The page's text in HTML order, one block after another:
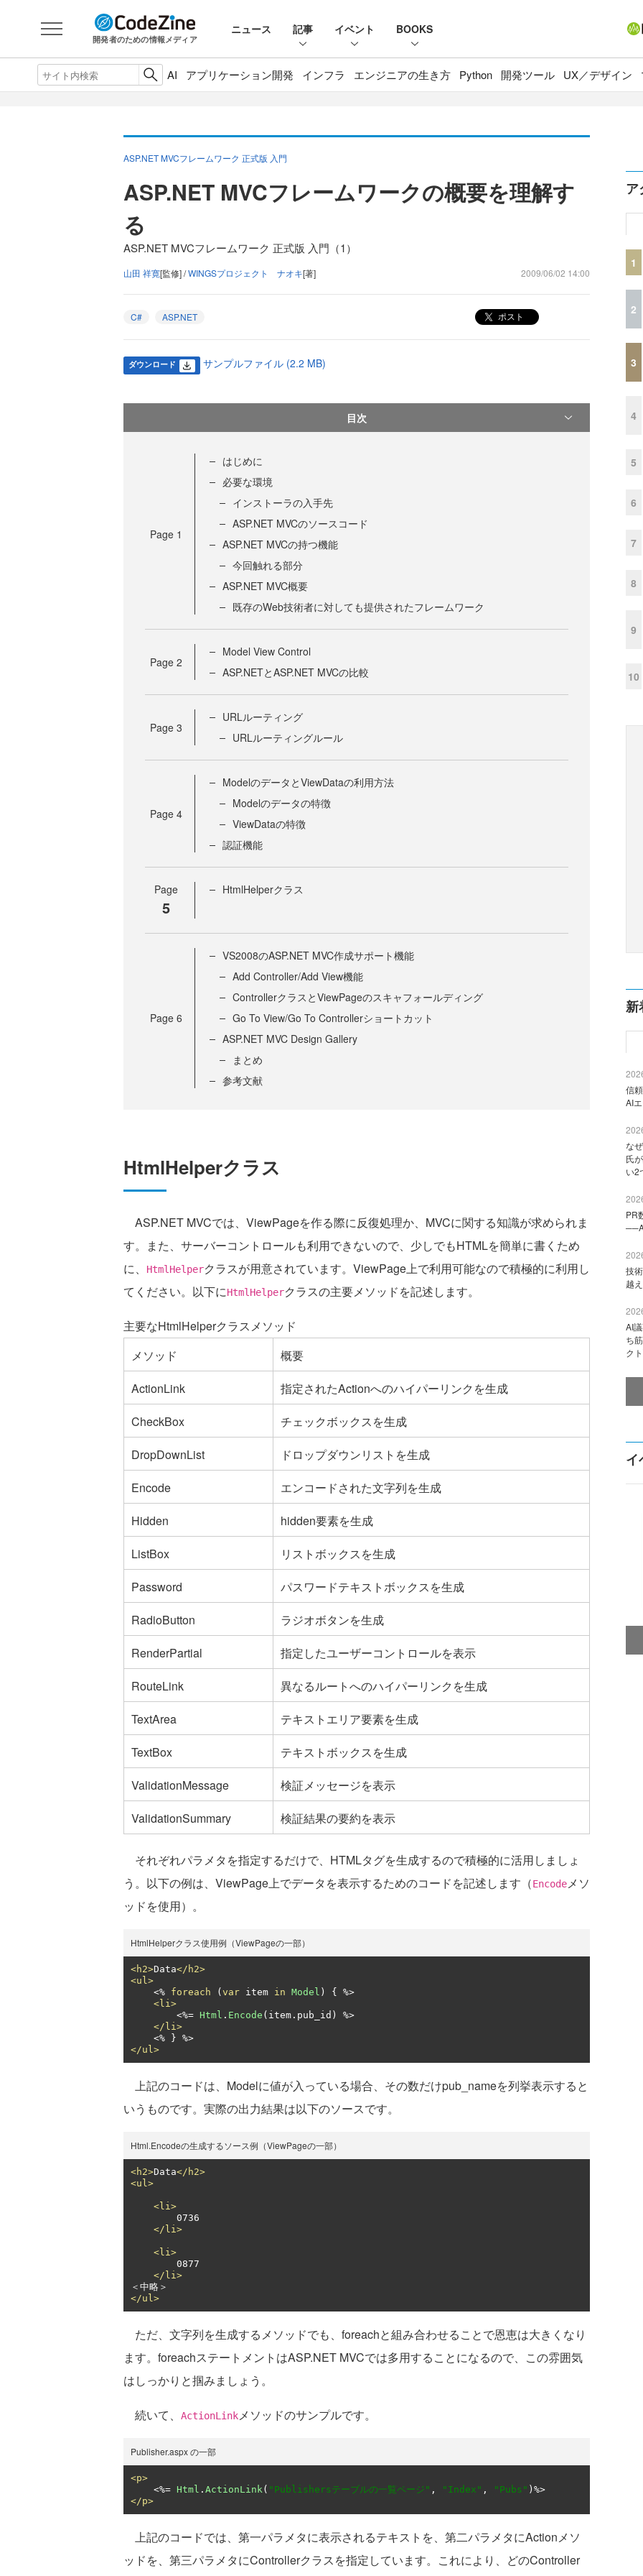
開発者のための情報メディア
ニュース 記事 イベント BOOKS
AI アプリケーション開発 インフラ エンジニアの生き方 Python 開発ツール UX／デザイン
ASP.NET MVCフレームワーク 正式版 入門
ASP.NET MVCフレームワークの概要を理解す
る
ASP.NET MVCフレームワーク 正式版 入門（1）
山田 祥寛[監修] /WINGSプロジェクト ナオキ[著] 2009/06/02 14:00
C# ASP.NET ポスト
ダウンロード サンプルファイル (2.2 MB)
目次
Page 1
はじめに
必要な環境
インストーラの入手先
ASP.NET MVCのソースコード
ASP.NET MVCの持つ機能
今回触れる部分
ASP.NET MVC概要
既存のWeb技術者に対しても提供されたフレームワーク
Page 2
Model View Control
ASP.NETとASP.NET MVCの比較
Page 3
URLルーティング
URLルーティングルール
Page 4
ModelのデータとViewDataの利用方法
Modelのデータの特徴
ViewDataの特徴
認証機能
Page
5
HtmlHelperクラス
Page 6
VS2008のASP.NET MVC作成サポート機能
Add Controller/Add View機能
ControllerクラスとViewPageのスキャフォールディング
Go To View/Go To Controllerショートカット
ASP.NET MVC Design Gallery
まとめ
参考文献
HtmlHelperクラス
ASP.NET MVCでは、ViewPageを作る際に反復処理か、MVCに関する知識が求められま
す。また、サーバーコントロールも利用できないので、少しでもHTMLを簡単に書くため
に、
HtmlHelperクラスが用意されています。ViewPage上で利用可能なので積極的に利用し
てください。以下にHtmlHelperクラスの主要メソッドを記述します。
主要なHtmlHelperクラスメソッド
メソッド
概要
ActionLink
指定されたActionへのハイパーリンクを生成
CheckBox
チェックボックスを生成
DropDownList
ドロップダウンリストを生成
Encode
エンコードされた文字列を生成
Hidden
hidden要素を生成
ListBox
リストボックスを生成
Password
パスワードテキストボックスを生成
RadioButton
ラジオボタンを生成
RenderPartial
指定したユーザーコントロールを表示
RouteLink
異なるルートへのハイパーリンクを生成
TextArea
テキストエリア要素を生成
TextBox
テキストボックスを生成
ValidationMessage
検証メッセージを表示
ValidationSummary
検証結果の要約を表示
それぞれパラメタを指定するだけで、HTMLタグを生成するので積極的に活用しましょ
う。以下の例は、ViewPage上でデータを表示するためのコードを記述します（Encodeメソ
ッドを使用）。
HtmlHelperクラス使用例（ViewPageの一部）
<h2>Data</h2>
<ul>
<% foreach ( var item in Model ) {
%>
<li>
<%= Html . Encode ( item . pub_id )
%>
</li>
<%
}
</ul>
上記のコードは、Modelに値が入っている場合、その数だけpub_nameを列挙表示すると
いうものです。実際の出力結果は以下のソースです。
Html.Encodeの生成するソース例（ViewPageの一部）
<h2>Data</h2>
<ul>
<li>
</li>
<li>
</li>
</ul>
ただ、文字列を生成するメソッドでも、foreachと組み合わせることで恩恵は大きくなり
ます。foreachステートメントはASP.NET MVCでは多用することになるので、この雰囲気
はしっかりと掴みましょう。
続いて、 ActionLinkメソッドのサンプルです。
Publisher.aspx の一部
<p>
<%= Html . ActionLink( "Publishersテーブルの一覧ページ" , "Index" , "Pubs" )
</p>
上記のコードでは、第一パラメタに表示されるテキストを、第二パラメタにActionメソ
ッドを、第三パラメタにControllerクラスを指定しています。これにより、どのController
ア
1
2
3
4
5
6
7
8
9
10
新
信
AI
な
氏
い2
PR
技
越
AI
ち
ク
イ